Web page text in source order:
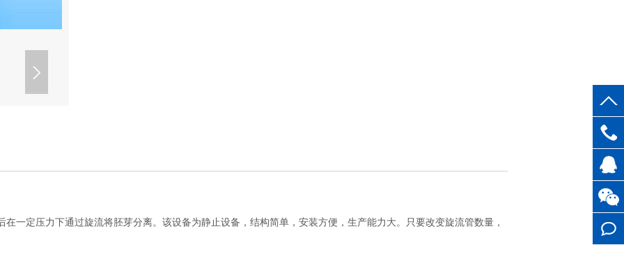
客服QQ
一定压力下通过旋流将胚芽分离。该设备为静止设备，结构简单，安装方便，生产能力大。只要改变旋流管数量，